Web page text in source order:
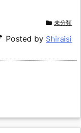
未分類
Posted by Shiraisi